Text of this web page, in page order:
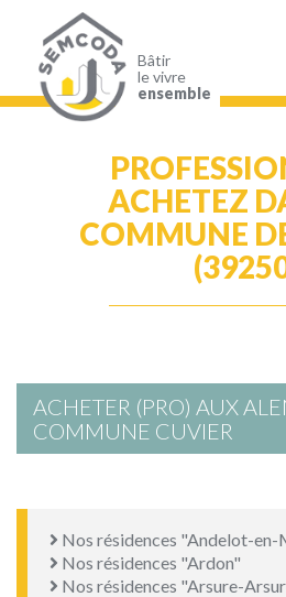
contenu
principal
Bâtir
le vivre
ensemble
ACHETEZ
COMMUNE
ACHETER (PRO) AUX
COMMUNE CUVIER
Nos résidences "Andelot-en-
Nos résidences "Ardon"
Nos résidences "Arsure-